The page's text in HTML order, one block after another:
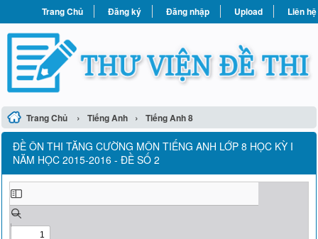
Trang Chủ Đăng ký Đăng nhập Upload Liên hệ
Trang Chủ › Tiếng Anh › Tiếng Anh 8
ĐỀ ÔN THI TĂNG CƯỜNG MÔN TIẾNG ANH LỚP 8 HỌC KỲ I
NĂM HỌC 2015-2016 - ĐỀ SỐ 2